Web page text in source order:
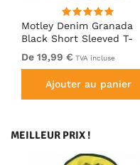
Motley Denim Granada
Black Short Sleeved T-
Shirt Royal Blue
De 19,99 € TVA incluse
Ajouter au panier
MEILLEUR PRIX !